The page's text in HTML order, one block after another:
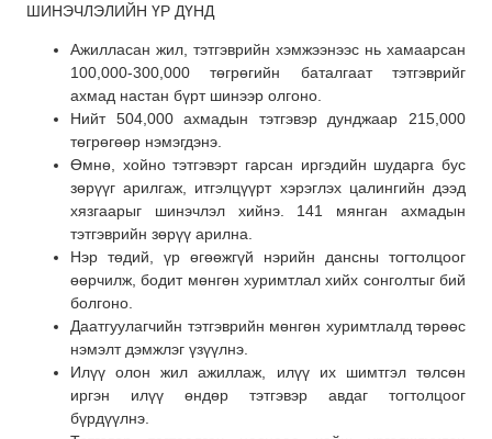
ШИНЭЧЛЭЛИЙН ҮР ДҮНД
Ажилласан жил, тэтгэврийн хэмжээнээс нь хамаарсан
100,000-300,000 төгрөгийн баталгаат тэтгэврийг
ахмад настан бүрт шинээр олгоно.
Нийт 504,000 ахмадын тэтгэвэр дунджаар 215,000
төгрөгөөр нэмэгдэнэ.
Өмнө, хойно тэтгэвэрт гарсан иргэдийн шударга бус
зөрүүг арилгаж, итгэлцүүрт хэрэглэх цалингийн дээд
хязгаарыг шинэчлэл хийнэ. 141 мянган ахмадын
тэтгэврийн зөрүү арилна.
Нэр төдий, үр өгөөжгүй нэрийн дансны тогтолцоог
өөрчилж, бодит мөнгөн хуримтлал хийх сонголтыг бий
болгоно.
Даатгуулагчийн тэтгэврийн мөнгөн хуримтлалд төрөөс
нэмэлт дэмжлэг үзүүлнэ.
Илүү олон жил ажиллаж, илүү их шимтгэл төлсөн
иргэн илүү өндөр тэтгэвэр авдаг тогтолцоог
бүрдүүлнэ.